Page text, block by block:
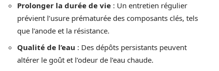
Prolonger la durée de vie : Un entretien régulier
prévient l’usure prématurée des composants clés, tels
que l’anode et la résistance.
Qualité de l’eau : Des dépôts persistants peuvent
altérer le goût et l’odeur de l’eau chaude.